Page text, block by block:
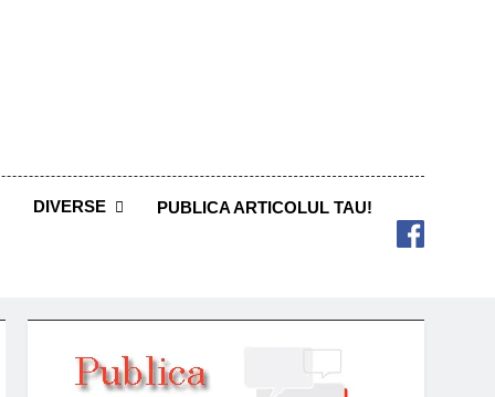
DIVERSE PUBLICA ARTICOLUL TAU!